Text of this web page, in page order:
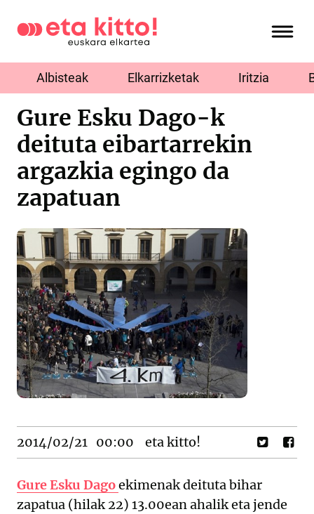
Albisteak Elkarrizketak Iritzia
Gure Esku Dago-k
deituta eibartarrekin
argazkia egingo da
zapatuan
2014/02/21 00:00 eta kitto!
Gure Esku Dagoekimenak deituta bihar
zapatua (hilak 22) 13.00ean ahalik eta jende